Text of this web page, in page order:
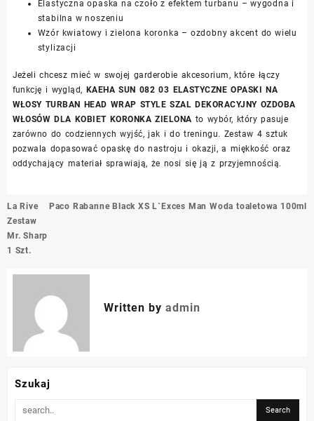
Elastyczna opaska na czoło z efektem turbanu – wygodna i
stabilna w noszeniu
Wzór kwiatowy i zielona koronka – ozdobny akcent do wielu
stylizacji
Jeżeli chcesz mieć w swojej garderobie akcesorium, które łączy
funkcję i wygląd, KAEHA SUN 082 03 ELASTYCZNE OPASKI NA
WŁOSY TURBAN HEAD WRAP STYLE SZAL DEKORACYJNY OZDOBA
WŁOSÓW DLA KOBIET KORONKA ZIELONA to wybór, który pasuje
zarówno do codziennych wyjść, jak i do treningu. Zestaw 4 sztuk
pozwala dopasować opaskę do nastroju i okazji, a miękkość oraz
oddychający materiał sprawiają, że nosi się ją z przyjemnością.
Nawigacja
wpisu
La Rive
Zestaw
Mr. Sharp
1 Szt.
Paco Rabanne Black XS L`Exces Man Woda toaletowa 100ml
Written by admin
Szukaj